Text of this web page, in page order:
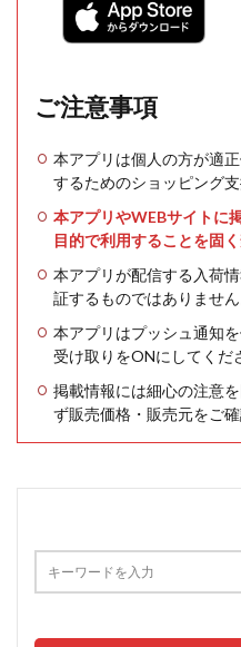
ご注意事項
本アプリは個人の方が適
するためのショッピング支
本アプリやWEBサイトに
目的で利用することを固く
本アプリが配信する入荷
証するものではありません
本アプリはプッシュ通知
受け取りをONにしてくだ
掲載情報には細心の注意
ず販売価格・販売元をご確